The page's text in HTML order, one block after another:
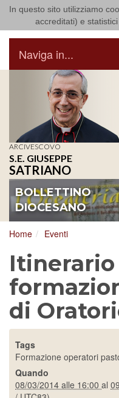
In questo sito utilizziamo
accreditati) e
Arcidiocesi
Naviga in...
ARCIVESCOVO
S.E. GIUSEPPE
SATRIANO
8/17/2026
Conferenza Episcopale
Pugliese
BOLLETTINO
DIOCESANO
Home Eventi
di
Tags
Formazione operatori
Quando
08/03/2014 alle 16:00 al